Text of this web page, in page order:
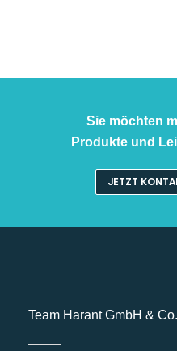
Sie möchten
Produkte und
JETZT
Team Harant GmbH &